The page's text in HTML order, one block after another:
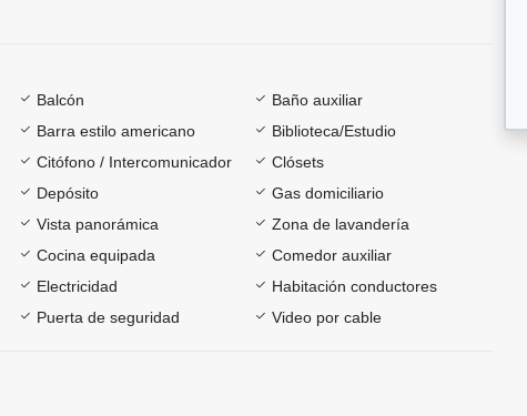
Balcón
Baño auxiliar
Barra estilo americano
Biblioteca/Estudio
Citófono / Intercomunicador
Clósets
Depósito
Gas domiciliario
Vista panorámica
Zona de lavandería
Cocina equipada
Comedor auxiliar
Electricidad
Habitación conductores
Puerta de seguridad Video por cable